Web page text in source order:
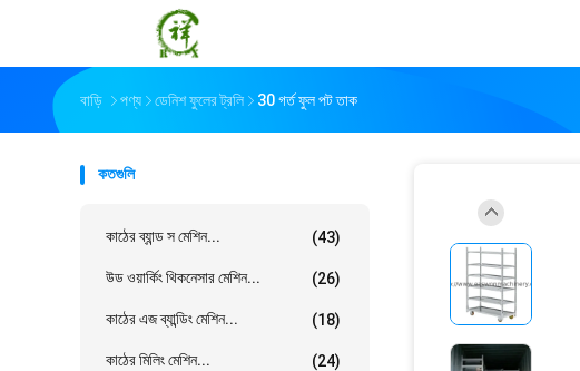
বাড়ি পণ্য ডেনিশ ফুলের ট্রলি 30 গর্ত ফুল পট তাক
কতগুলি
কাঠের ব্যান্ড স মেশিন... (43)
উড ওয়ার্কিং থিকনেসার মেশিন... (26)
কাঠের এজ ব্যান্ডিং মেশিন... (18)
কাঠের মিলিং মেশিন... (24)